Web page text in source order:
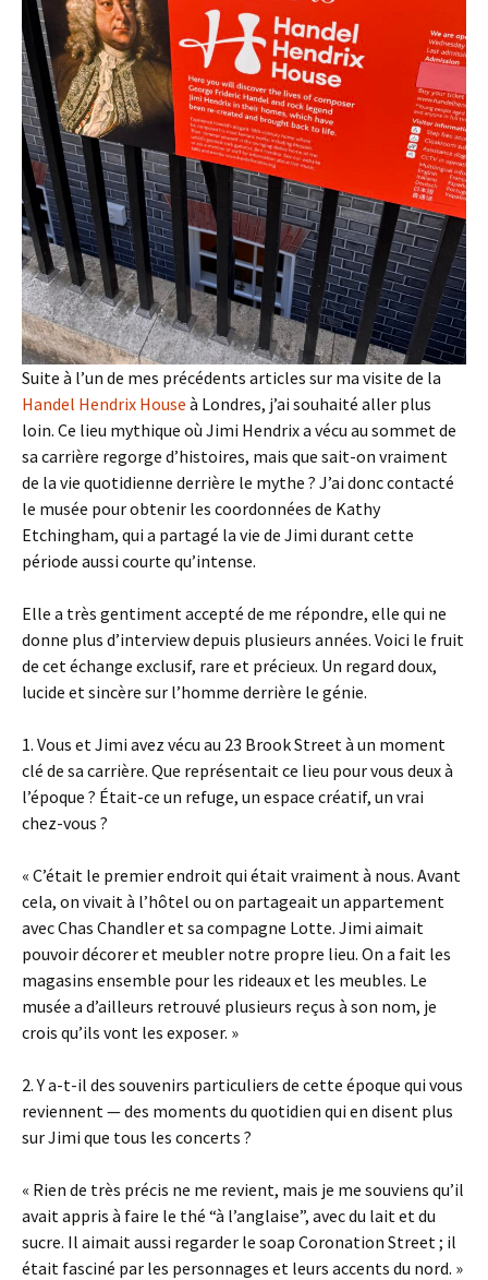
Suite à l’un de mes précédents articles sur ma visite de la
Handel Hendrix House à Londres, j’ai souhaité aller plus
loin. Ce lieu mythique où Jimi Hendrix a vécu au sommet de
sa carrière regorge d’histoires, mais que sait-on vraiment
de la vie quotidienne derrière le mythe ? J’ai donc contacté
le musée pour obtenir les coordonnées de Kathy
Etchingham, qui a partagé la vie de Jimi durant cette
période aussi courte qu’intense.
Elle a très gentiment accepté de me répondre, elle qui ne
donne plus d’interview depuis plusieurs années. Voici le fruit
de cet échange exclusif, rare et précieux. Un regard doux,
lucide et sincère sur l’homme derrière le génie.
1. Vous et Jimi avez vécu au 23 Brook Street à un moment
clé de sa carrière. Que représentait ce lieu pour vous deux à
l’époque ? Était-ce un refuge, un espace créatif, un vrai
chez-vous ?
« C’était le premier endroit qui était vraiment à nous. Avant
cela, on vivait à l’hôtel ou on partageait un appartement
avec Chas Chandler et sa compagne Lotte. Jimi aimait
pouvoir décorer et meubler notre propre lieu. On a fait les
magasins ensemble pour les rideaux et les meubles. Le
musée a d’ailleurs retrouvé plusieurs reçus à son nom, je
crois qu’ils vont les exposer. »
2. Y a-t-il des souvenirs particuliers de cette époque qui vous
reviennent — des moments du quotidien qui en disent plus
sur Jimi que tous les concerts ?
« Rien de très précis ne me revient, mais je me souviens qu’il
avait appris à faire le thé “à l’anglaise”, avec du lait et du
sucre. Il aimait aussi regarder le soap Coronation Street ; il
était fasciné par les personnages et leurs accents du nord. »